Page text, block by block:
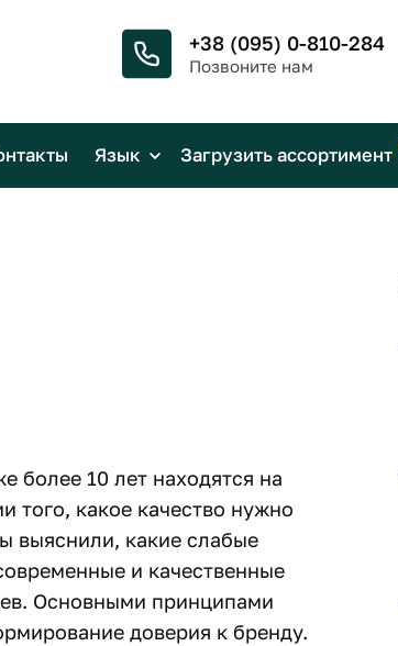
+38 (095) 0-810-284
Позвоните нам
Язык Загрузить ассортимент
более 10 лет находятся на
того, какое качество нужно
выяснили, какие слабые
и качественные
Основными принципами
доверия к бренду.